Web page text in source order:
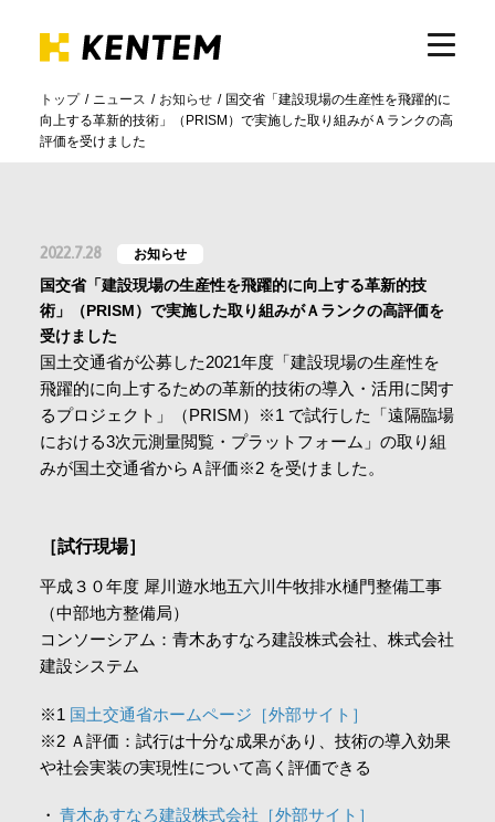
製品・サービス
導入事例
サポート
イベント・セミナー
採用情報
お問合せ・申込
資料請求
トップ ニュース お知らせ
国交省「建設現場の生産性を飛躍的に
向上する革新的技術」（PRISM）で実施した取り組みがＡランクの高
評価を受けました
2022.7.28 お知らせ
国交省「建設現場の生産性を飛躍的に向上する革新的技
術」（PRISM）で実施した取り組みがＡランクの高評価を
受けました
国土交通省が公募した2021年度「建設現場の生産性を
飛躍的に向上するための革新的技術の導入・活用に関す
るプロジェクト」（PRISM）※1 で試行した「遠隔臨場
における3次元測量閲覧・プラットフォーム」の取り組
みが国土交通省からＡ評価※2 を受けました。
［試行現場］
平成３０年度 犀川遊水地五六川牛牧排水樋門整備工事
（中部地方整備局）
コンソーシアム：青木あすなろ建設株式会社、株式会社
建設システム
※1 国土交通省ホームページ［外部サイト］
※2 Ａ評価：試行は十分な成果があり、技術の導入効果
や社会実装の実現性について高く評価できる
青木あすなろ建設株式会社［外部サイト］